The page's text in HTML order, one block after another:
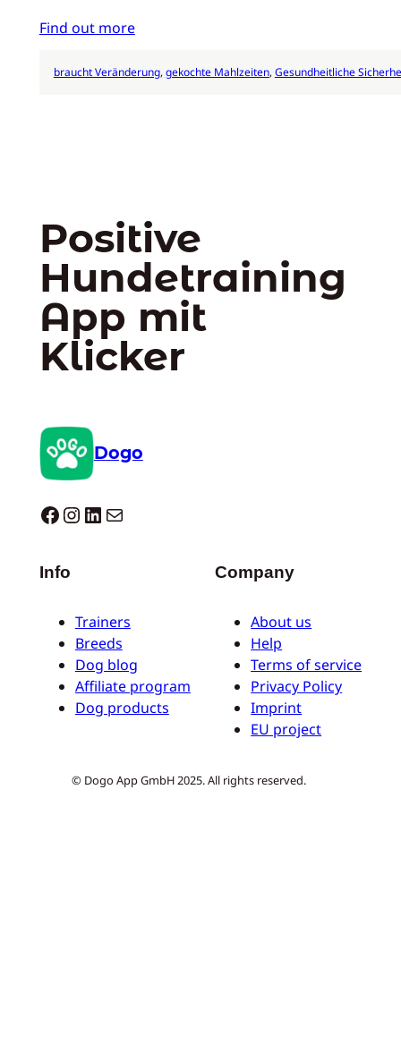
Find out more
braucht Veränderung, gekochte Mahlzeiten, Gesundheitliche
Positive
Hundetraining
App mit
Klicker
Dogo
Dogo facebook InstagramLinkedIn E-Mail
Info
Trainers
Breeds
Dog blog
Affiliate program
Dog products
Company
About us
Help
Terms of service
Privacy Policy
Imprint
EU project
© Dogo App GmbH 2025. All rights reserved.